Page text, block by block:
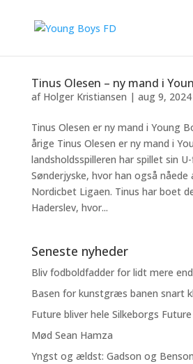
Tinus Olesen – ny mand i
af Holger Kristiansen | aug 9, 2024
Tinus Olesen er ny mand i Young
årige Tinus Olesen er ny mand i
landsholdsspilleren har spillet sin
Sønderjyske, hvor han også nåede
Nordicbet Ligaen. Tinus har boet
Haderslev, hvor...
Seneste nyheder
Bliv fodboldfadder for lidt mere
Basen for kunstgræs banen snart
Future bliver hele Silkeborgs Future
Mød Sean Hamza
Yngst og ældst: Gadson og Benson